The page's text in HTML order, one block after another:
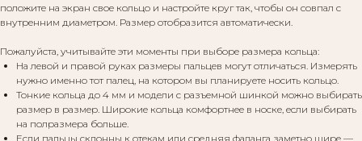
положите на экран свое кольцо и настройте круг так, чтобы он совпал с
внутренним диаметром. Размер отобразится автоматически.
Пожалуйста, учитывайте эти моменты при выборе размера кольца:
На левой и правой руках размеры пальцев могут отличаться. Измерять
нужно именно тот палец, на котором вы планируете носить кольцо.
Тонкие кольца до 4 мм и модели с разъемной шинкой можно выбирать
размер в размер. Широкие кольца комфортнее в носке, если выбирать
на полразмера больше.
Если пальцы склонны к отекам или средняя фаланга заметно шире —